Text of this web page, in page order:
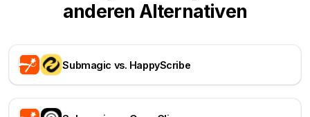
anderen Alternativen
Submagic vs. HappyScribe